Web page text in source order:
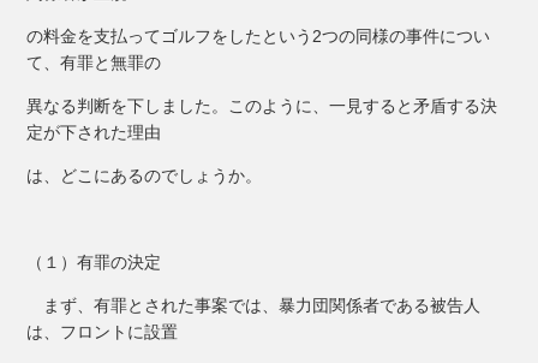
の料金を支払ってゴルフをしたという2つの同様の事件につい
て、有罪と無罪の
異なる判断を下しました。このように、一見すると矛盾する決
定が下された理由
は、どこにあるのでしょうか。
（１）有罪の決定
まず、有罪とされた事案では、暴力団関係者である被告人
は、フロントに設置